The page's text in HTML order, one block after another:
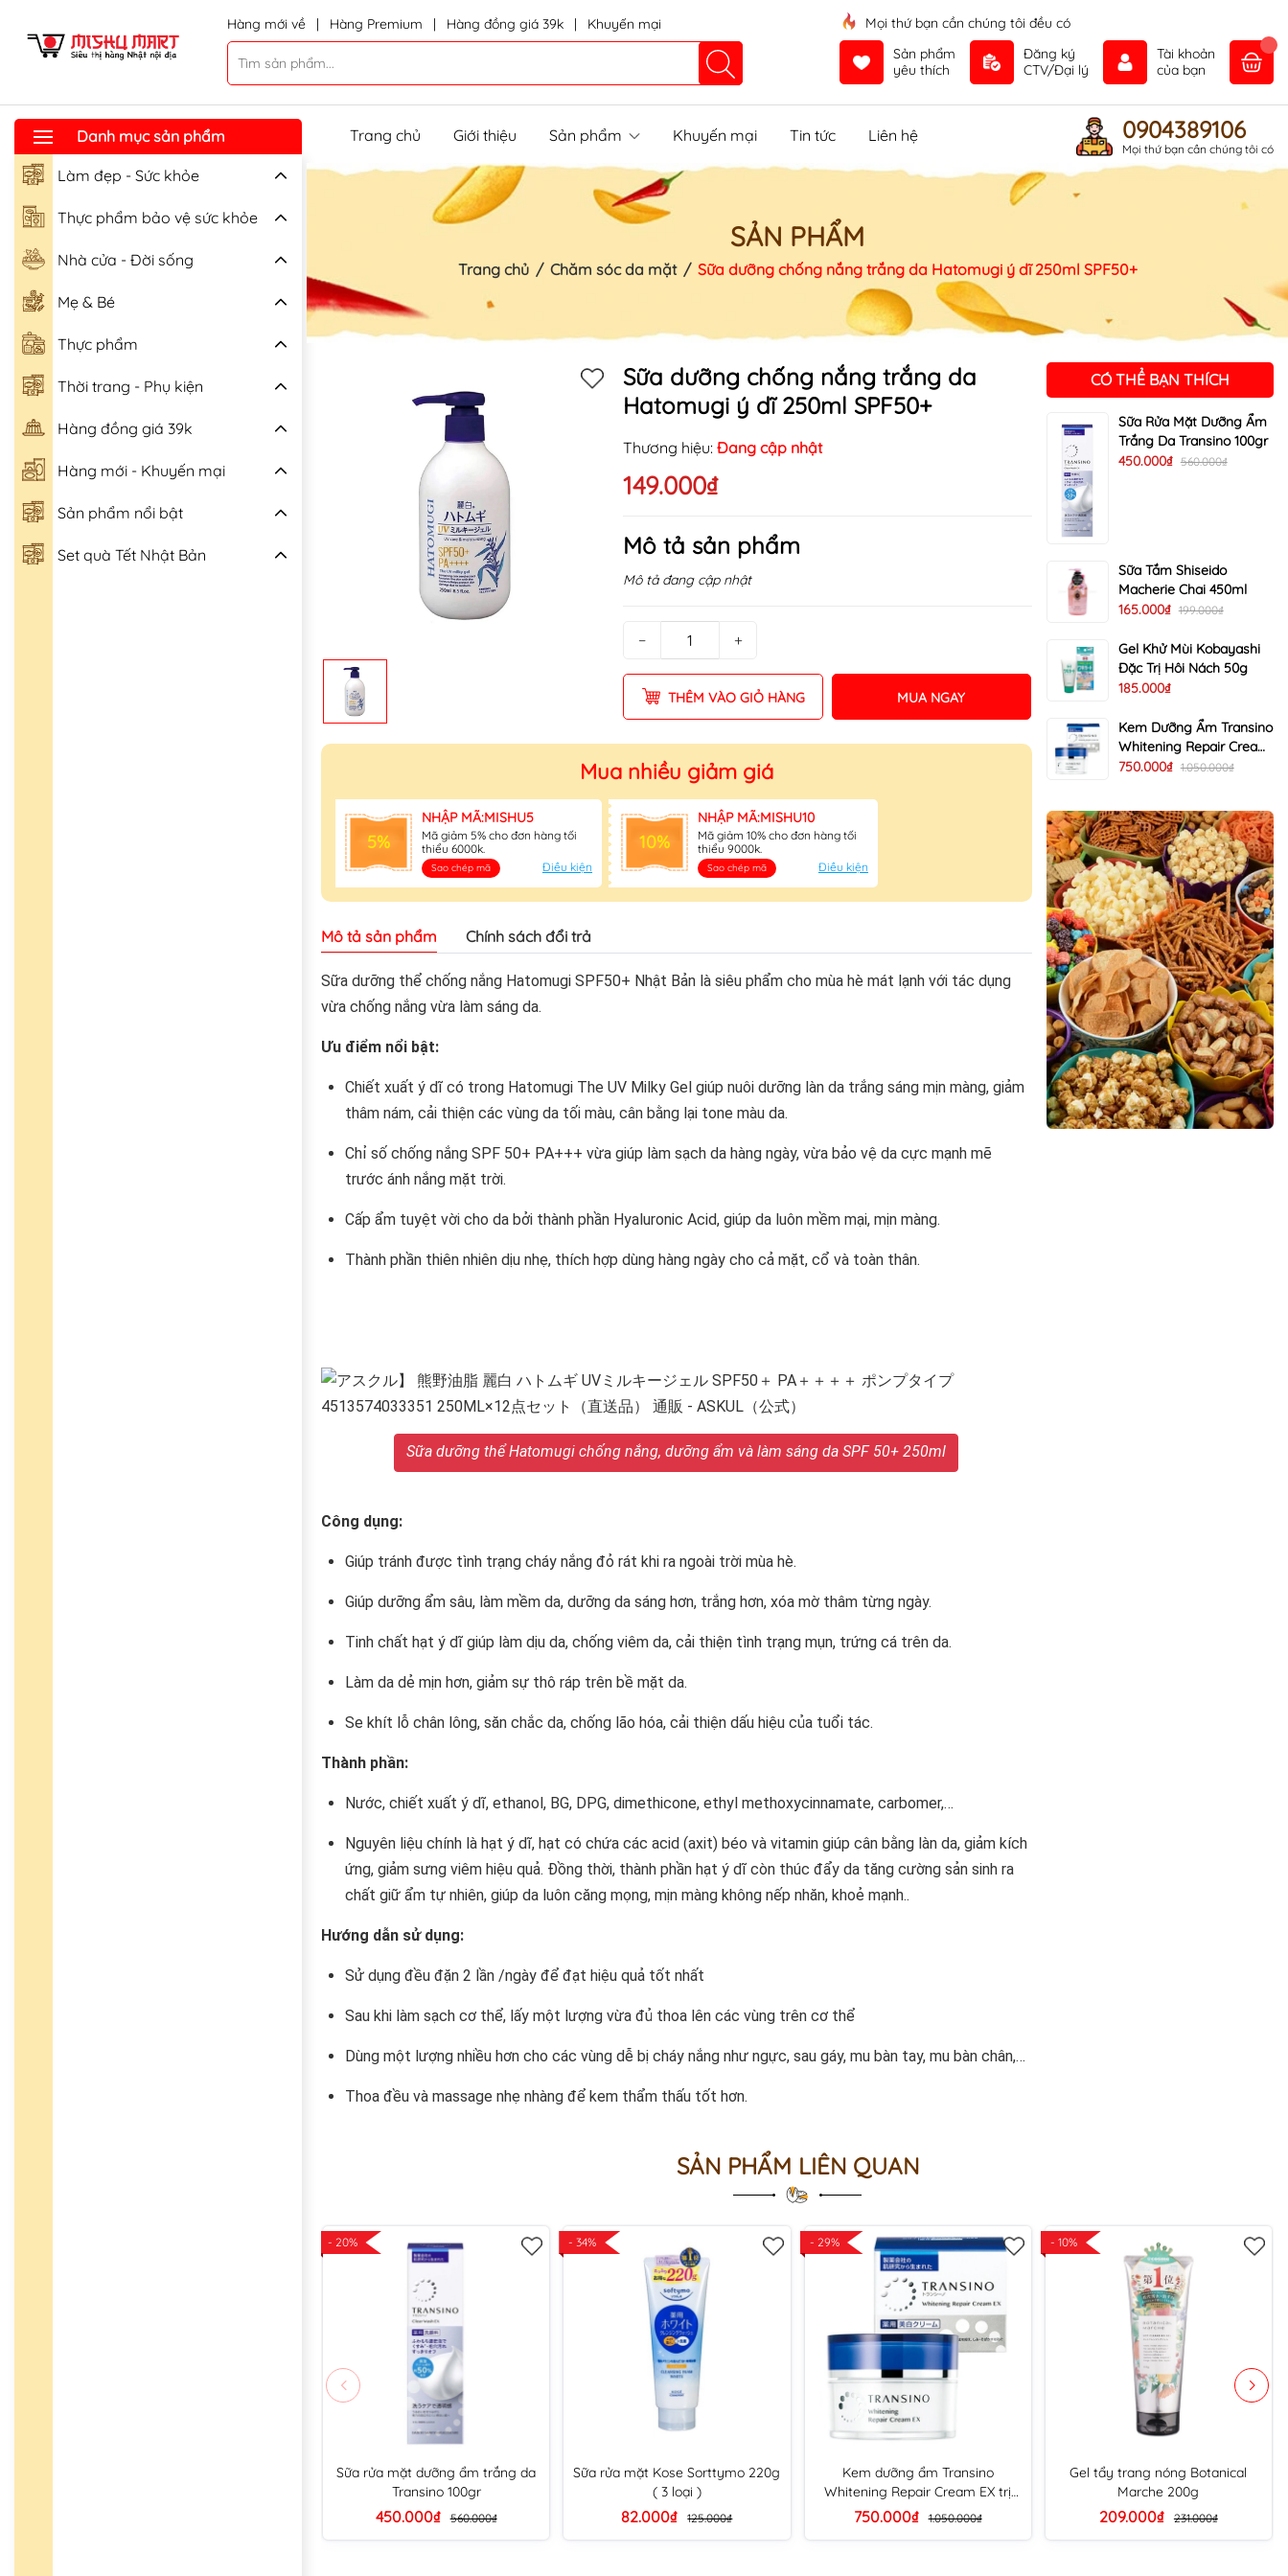
Hàng mới về | Hàng Premium | Hàng đồng giá 39k | Khuyến mại
Mọi thứ bạn cần chúng tôi đều có
Sản phẩm
yêu thích
Đăng ký
CTV/Đại lý
Tài khoản
của bạn
Danh mục sản phẩm
Làm đẹp - Sức khỏe
Thực phẩm bảo vệ sức khỏe
Nhà cửa - Đời sống
Mẹ & Bé
Thực phẩm
Thời trang - Phụ kiện
Hàng đồng giá 39k
Hàng mới - Khuyến mại
Sản phẩm nổi bật
Set quà Tết Nhật Bản
Trang chủ Giới thiệu Sản phẩm Khuyến mại Tin tức Liên hệ 0904389106
Mọi thứ bạn cần chúng tôi có
SẢN PHẨM
Trang chủ / Chăm sóc da mặt / Sữa dưỡng chống nắng trắng da Hatomugi ý dĩ 250ml SPF50+
Sữa dưỡng chống nắng trắng da
Hatomugi ý dĩ 250ml SPF50+
Thương hiệu: Đang cập nhật
149.000₫
Mô tả sản phẩm
Mô tả đang cập nhật
− +
THÊM VÀO GIỎ HÀNG MUA NGAY
Mua nhiều giảm giá
5%
NHẬP MÃ:MISHU5
Mã giảm 5% cho đơn hàng tối
thiểu 6000k.
Sao chép mã Điều kiện
10%
NHẬP MÃ:MISHU10
Mã giảm 10% cho đơn hàng tối
thiểu 9000k.
Sao chép mã Điều kiện
Mã khuyến mãi:
Điều kiện:
Mô tả sản phẩm Chính sách đổi trả
Sữa dưỡng thể chống nắng Hatomugi SPF50+ Nhật Bản là siêu phẩm cho mùa hè mát lạnh với tác dụng
vừa chống nắng vừa làm sáng da.
Ưu điểm nổi bật:
Chiết xuất ý dĩ có trong Hatomugi The UV Milky Gel giúp nuôi dưỡng làn da trắng sáng mịn màng, giảm
thâm nám, cải thiện các vùng da tối màu, cân bằng lại tone màu da.
Chỉ số chống nắng SPF 50+ PA+++ vừa giúp làm sạch da hàng ngày, vừa bảo vệ da cực mạnh mẽ
trước ánh nắng mặt trời.
Cấp ẩm tuyệt vời cho da bởi thành phần Hyaluronic Acid, giúp da luôn mềm mại, mịn màng.
Thành phần thiên nhiên dịu nhẹ, thích hợp dùng hàng ngày cho cả mặt, cổ và toàn thân.
Sữa dưỡng thể Hatomugi chống nắng, dưỡng ẩm và làm sáng da SPF 50+ 250ml
Công dụng:
Giúp tránh được tình trạng cháy nắng đỏ rát khi ra ngoài trời mùa hè.
Giúp dưỡng ẩm sâu, làm mềm da, dưỡng da sáng hơn, trắng hơn, xóa mờ thâm từng ngày.
Tinh chất hạt ý dĩ giúp làm dịu da, chống viêm da, cải thiện tình trạng mụn, trứng cá trên da.
Làm da dẻ mịn hơn, giảm sự thô ráp trên bề mặt da.
Se khít lỗ chân lông, săn chắc da, chống lão hóa, cải thiện dấu hiệu của tuổi tác.
Thành phần:
Nước, chiết xuất ý dĩ, ethanol, BG, DPG, dimethicone, ethyl methoxycinnamate, carbomer,…
Nguyên liệu chính là hạt ý dĩ, hạt có chứa các acid (axit) béo và vitamin giúp cân bằng làn da, giảm kích
ứng, giảm sưng viêm hiệu quả. Đồng thời, thành phần hạt ý dĩ còn thúc đẩy da tăng cường sản sinh ra
chất giữ ẩm tự nhiên, giúp da luôn căng mọng, mịn màng không nếp nhăn, khoẻ mạnh..
Hướng dẫn sử dụng:
Sử dụng đều đặn 2 lần /ngày để đạt hiệu quả tốt nhất
Sau khi làm sạch cơ thể, lấy một lượng vừa đủ thoa lên các vùng trên cơ thể
Dùng một lượng nhiều hơn cho các vùng dễ bị cháy nắng như ngực, sau gáy, mu bàn tay, mu bàn chân,…
Thoa đều và massage nhẹ nhàng để kem thẩm thấu tốt hơn.
CÓ THỂ BẠN THÍCH
Sữa Rửa Mặt Dưỡng Ẩm
Trắng Da Transino 100gr
450.000₫ 560.000₫
Sữa Tắm Shiseido
Macherie Chai 450ml
165.000₫ 199.000₫
Gel Khử Mùi Kobayashi
Đặc Trị Hôi Nách 50g
185.000₫
Kem Dưỡng Ẩm Transino
Whitening Repair Cream
EX Trị Nám Trắng Da 35g
750.000₫ 1.050.000₫
SẢN PHẨM LIÊN QUAN
- 20%
Sữa rửa mặt dưỡng ẩm trắng da
Transino 100gr
450.000₫ 560.000₫
- 34%
Sữa rửa mặt Kose Sorttymo 220g
( 3 loại )
82.000₫ 125.000₫
- 29%
Kem dưỡng ẩm Transino
Whitening Repair Cream EX trị
nám trắng da 35g
750.000₫ 1.050.000₫
- 10%
Gel tẩy trang nóng Botanical
Marche 200g
209.000₫ 231.000₫